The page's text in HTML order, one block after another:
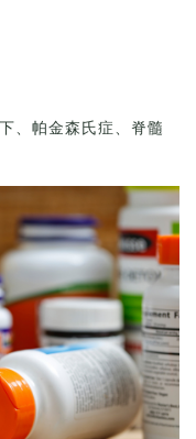
、帕金森氏症、脊髓